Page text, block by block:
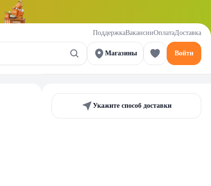
ПоддержкаВакансииОплатаДоставка
Магазины Войти
Укажите способ доставки